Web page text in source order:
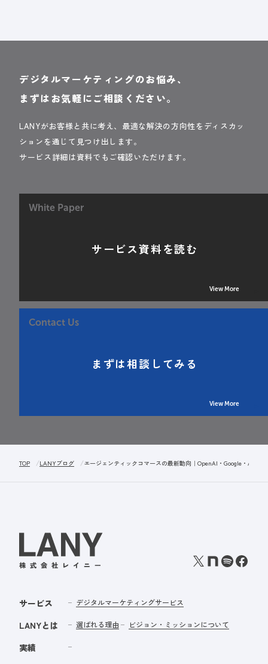
デジタルマーケティングのお悩み、
まずはお気軽にご相談ください。
LANYがお客様と共に考え、最適な解決の方向性をディスカッ
ションを通じて見つけ出します。
サービス詳細は資料でもご確認いただけます。
White Paper
サービス資料を読む
View More
Contact Us
まずは相談してみる
View More
TOP LANYブログ エージェンティックコマースの最新動向｜OpenAI・Google・
サービス デジタルマーケティングサービス
LANYとは 選ばれる理由 ビジョン・ミッションについて
実績